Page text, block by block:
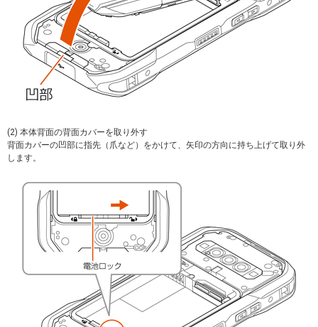
(2) 本体背面の背面カバーを取り外す
背面カバーの凹部に指先（爪など）をかけて、矢印の方向に持ち上げて取り外
します。